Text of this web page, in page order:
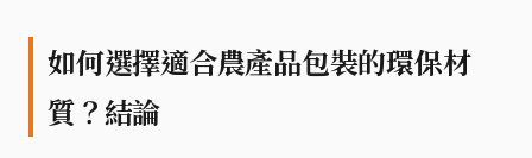
如何選擇適合農產品包裝的環保材
質？結論